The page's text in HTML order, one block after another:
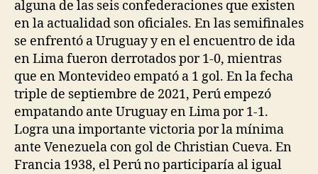
alguna de las seis confederaciones que existen
en la actualidad son oficiales. En las semifinales
se enfrentó a Uruguay y en el encuentro de ida
en Lima fueron derrotados por 1-0, mientras
que en Montevideo empató a 1 gol. En la fecha
triple de septiembre de 2021, Perú empezó
empatando ante Uruguay en Lima por 1-1.
Logra una importante victoria por la mínima
ante Venezuela con gol de Christian Cueva. En
Francia 1938, el Perú no participaría al igual